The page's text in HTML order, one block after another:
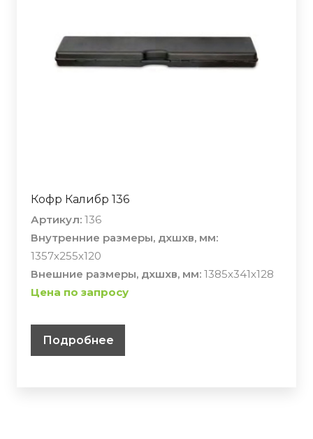
Кофр Калибр 136
Артикул: 136
Внутренние размеры, дхшхв, мм:
1357х255х120
Внешние размеры, дхшхв, мм: 1385х341х128
Цена по запросу
Подробнее